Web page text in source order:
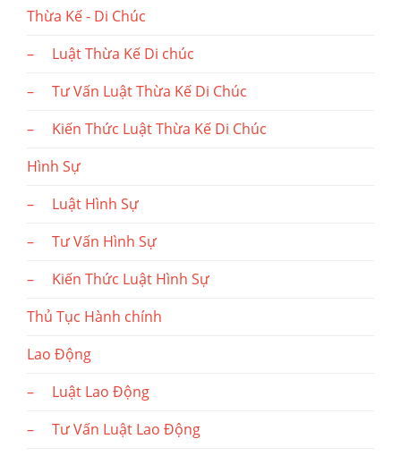
Thừa Kế - Di Chúc
– Luật Thừa Kế Di chúc
– Tư Vấn Luật Thừa Kế Di Chúc
– Kiến Thức Luật Thừa Kế Di Chúc
Hình Sự
– Luật Hình Sự
– Tư Vấn Hình Sự
– Kiến Thức Luật Hình Sự
Thủ Tục Hành chính
Lao Động
– Luật Lao Động
– Tư Vấn Luật Lao Động